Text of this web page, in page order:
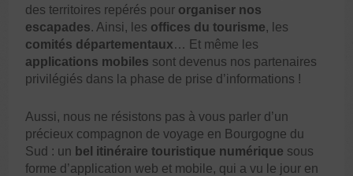
des territoires repérés pour organiser nos
escapades. Ainsi, les offices du tourisme, les
comités départementaux… Et même les
applications mobiles sont devenus nos partenaires
privilégiés dans la phase de prise d’informations !
Aussi, nous ne résistons pas à vous parler d’un
précieux compagnon de voyage en Bourgogne du
Sud : un bel itinéraire touristique numérique sous
forme d’application web et mobile, qui a vu le jour en